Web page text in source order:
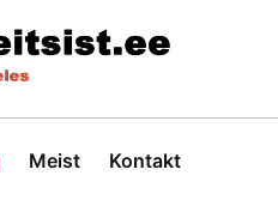
Meist Kontakt